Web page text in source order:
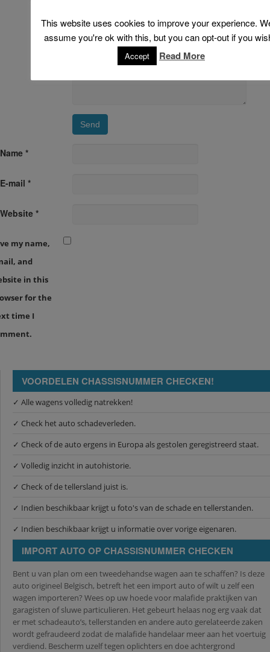
Name *
E-mail *
Website *
my name,
and
in this
for the
time I
VOORDELEN CHASSISNUMMER CHECKEN!
✓ Alle wagens volledig natrekken!
✓ Check het auto schadeverleden.
✓ Check of de auto ergens in Europa als gestolen geregistreerd staat.
✓ Volledig inzicht in autohistorie.
✓ Check of de tellersland juist is.
✓ Indien beschikbaar krijgt u foto's van de schade en tellerstanden.
✓ Indien beschikbaar krijgt u informatie over vorige eigenaren.
IMPORT AUTO OP CHASSISNUMMER CHECKEN
Bent u van plan om een tweedehandse wagen aan te schaffen? Is deze
auto origineel Belgisch, betreft het een import auto of wilt u zelf een
wagen importeren? Wees op uw hoede voor malafide praktijken van
garagisten of sluwe particulieren. Het gebeurt helaas nog erg vaak dat
er met schadeauto’s, tellerstanden en andere auto gerelateerde zaken
wordt gefraudeerd zodat de malafide handelaar meer aan het voertuig
verdiend. Bescherm uzelf tegen oplichters en doe achtergrond
This website uses cookies to improve your experience.
assume you're ok with this, but you can opt-out if you
Accept Read More